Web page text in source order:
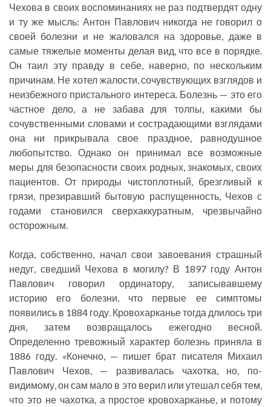
Чехова в своих воспоминаниях не раз подтвердят одну
и ту же мысль: Антон Павлович никогда не говорил о
своей болезни и не жаловался на здоровье, даже в
самые тяжелые моменты делая вид, что все в порядке.
Он таил эту правду в себе, наверно, по нескольким
причинам. Не хотел жалости, сочувствующих взглядов и
неизбежного пристального интереса. Болезнь — это его
частное дело, а не забава для толпы, какими бы
сочувственными словами и сострадающими взглядами
она ни прикрывала свое праздное, равнодушное
любопытство. Однако он принимал все возможные
меры для безопасности своих родных, знакомых, своих
пациентов. От природы чистоплотный, брезгливый к
грязи, презиравший бытовую распущенность, Чехов с
годами становился сверхаккуратным, чрезвычайно
осторожным.
Когда, собственно, начал свои завоевания страшный
недуг, сведший Чехова в могилу? В 1897 году Антон
Павлович говорил ординатору, записывавшему
историю его болезни, что первые ее симптомы
появились в 1884 году. Кровохарканье тогда длилось три
дня, затем возвращалось ежегодно весной.
Определенно тревожный характер болезнь приняла в
1886 году. «Конечно, — пишет брат писателя Михаил
Павлович Чехов, — развивалась чахотка, но, по-
видимому, он сам мало в это верил или утешал себя тем,
что это не чахотка, а простое кровохарканье, и потому